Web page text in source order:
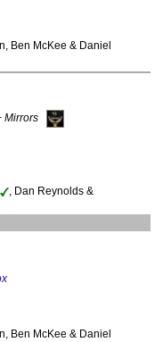
Ben McKee & Daniel
Mirrors
, Dan Reynolds &
Ben McKee & Daniel